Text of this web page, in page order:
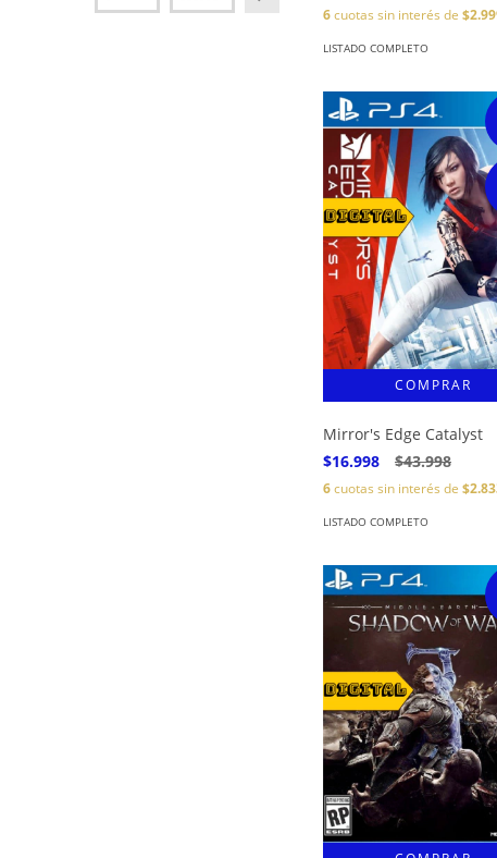
6cuotas sin interés de
LISTADO COMPLETO
Mirror's Edge Catalyst
$16.998
$43.998
6cuotas sin interés de
LISTADO COMPLETO